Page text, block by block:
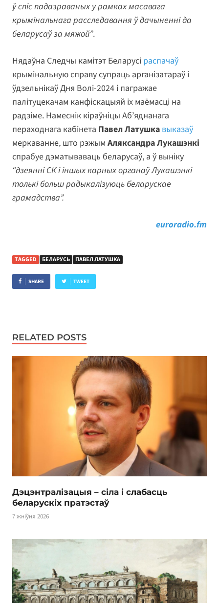
ў спіс падазраваных у рамках масавага
крымінальнага расследавання ў дачыненні да
беларусаў за мяжой”.
Нядаўна Следчы камітэт Беларусі распачаў
крымінальную справу супраць арганізатараў і
ўдзельнікаў Дня Волі-2024 і пагражае
палітуцекачам канфіскацыяй іх маёмасці на
радзіме. Намеснік кіраўніцы Аб’яднанага
пераходнага кабінета Павел Латушка выказаў
меркаванне, што рэжым Аляксандра Лукашэнкі
спрабуе дэматываваць беларусаў, а ў выніку
“дзеянні СК і іншых карных органаў Лукашэнкі
толькі больш радыкалізуюць беларускае
грамадства”.
euroradio.fm
TAGGED БЕЛАРУСЬ ПАВЕЛ ЛАТУШКА
SHARE TWEET
RELATED POSTS
Дэцэнтралізацыя – сіла і слабасць
беларускіх пратэстаў
7 жніўня 2026